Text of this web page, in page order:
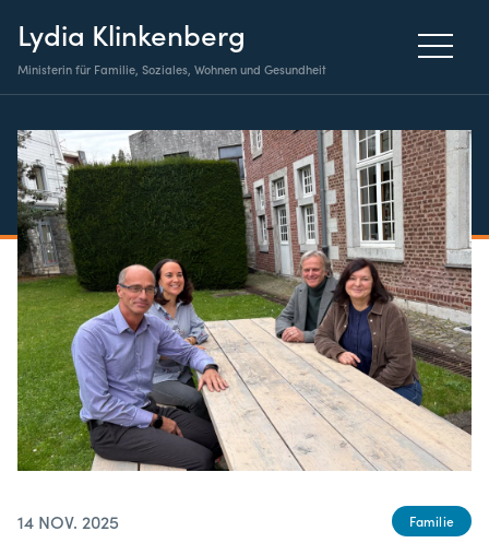
Lydia Klinkenberg
Ministerin für Familie, Soziales, Wohnen und Gesundheit
14 NOV. 2025 Familie